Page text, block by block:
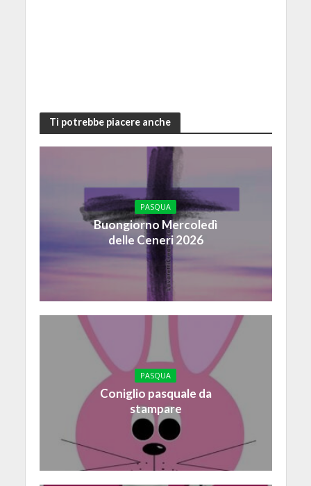
Ti potrebbe piacere anche
PASQUA
Buongiorno Mercoledì
delle Ceneri 2026
PASQUA
Coniglio pasquale da
stampare